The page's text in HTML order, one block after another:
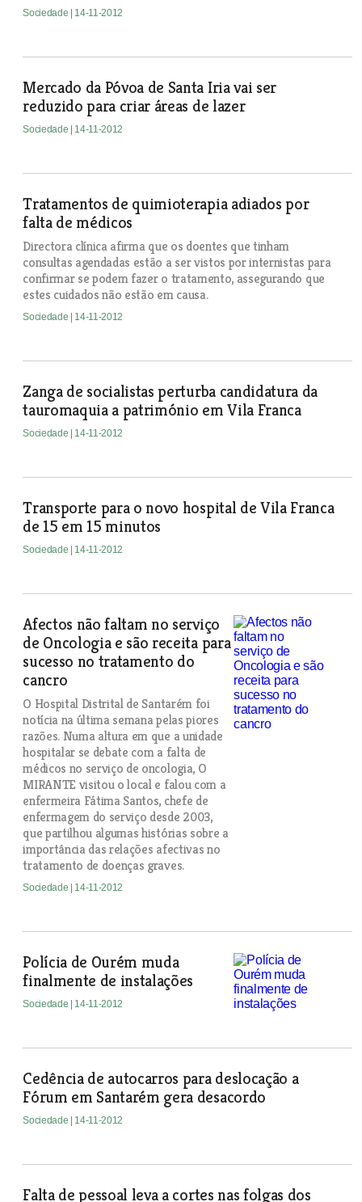
Sociedade | 14-11-2012
Mercado da Póvoa de Santa Iria vai ser
reduzido para criar áreas de lazer
Sociedade | 14-11-2012
Tratamentos de quimioterapia adiados por
falta de médicos
Directora clínica afirma que os doentes que tinham
consultas agendadas estão a ser vistos por internistas para
confirmar se podem fazer o tratamento, assegurando que
estes cuidados não estão em causa.
Sociedade | 14-11-2012
Zanga de socialistas perturba candidatura da
tauromaquia a património em Vila Franca
Sociedade | 14-11-2012
Transporte para o novo hospital de Vila Franca
de 15 em 15 minutos
Sociedade | 14-11-2012
Afectos não faltam no serviço
de Oncologia e são receita para
sucesso no tratamento do
cancro
O Hospital Distrital de Santarém foi
notícia na última semana pelas piores
razões. Numa altura em que a unidade
hospitalar se debate com a falta de
médicos no serviço de oncologia, O
MIRANTE visitou o local e falou com a
enfermeira Fátima Santos, chefe de
enfermagem do serviço desde 2003,
que partilhou algumas histórias sobre a
importância das relações afectivas no
tratamento de doenças graves.
Sociedade | 14-11-2012
Polícia de Ourém muda
finalmente de instalações
Sociedade | 14-11-2012
Cedência de autocarros para deslocação a
Fórum em Santarém gera desacordo
Sociedade | 14-11-2012
Falta de pessoal leva a cortes nas folgas dos